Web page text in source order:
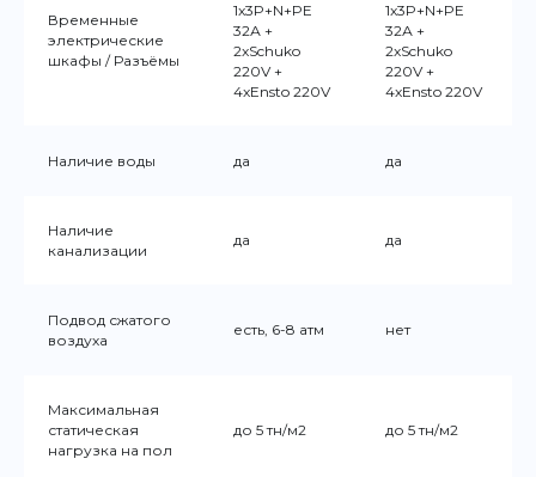
Временные
электрические
шкафы / Разъёмы
1x3P+N+PE
32А +
2xSchuko
220V +
4xEnsto 220V
1x3P+N+PE
32А +
2xSchuko
220V +
4xEnsto 220V
Наличие воды да да
Наличие
канализации
да да
Подвод сжатого
воздуха
есть, 6-8 атм нет
Максимальная
статическая
нагрузка на пол
до 5 тн/м2 до 5 тн/м2